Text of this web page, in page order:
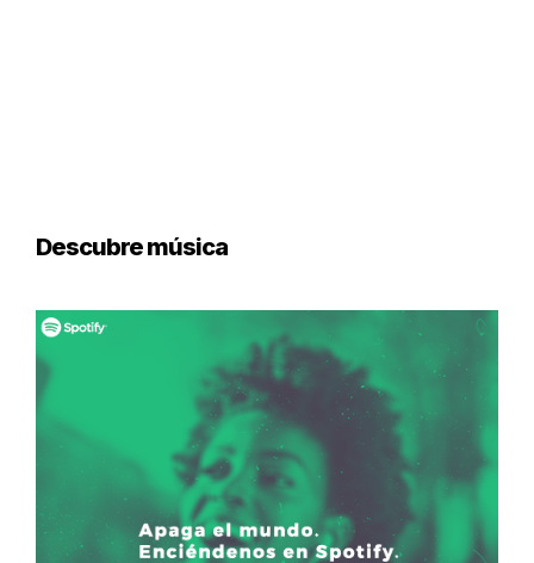
Descubre música